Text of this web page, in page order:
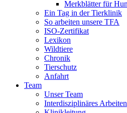
Merkblätter für
Ein Tag in der Tierklinik
So arbeiten unsere TFA
ISO-Zertifikat
Lexikon
Wildtiere
Chronik
Tierschutz
Anfahrt
Team
Unser Team
Interdisziplinäres Arbeiten